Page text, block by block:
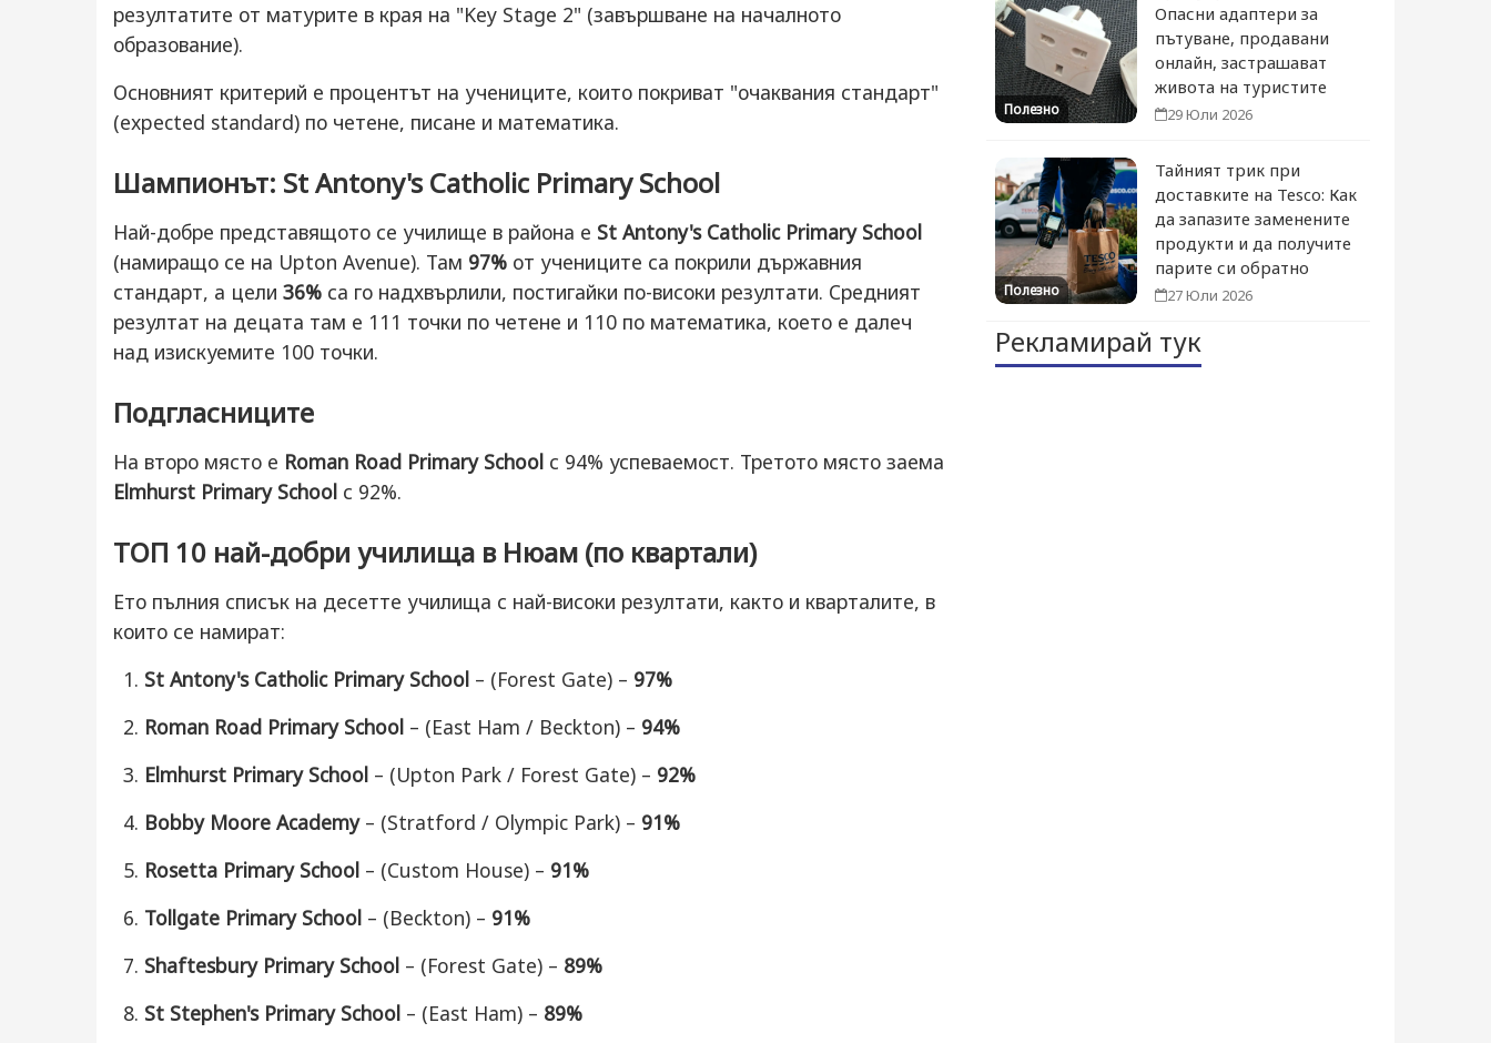
резултатите от матурите в края на "Key Stage 2" (завършване на началното
образование).
Основният критерий е процентът на учениците, които покриват "очаквания стандарт"
(expected standard) по четене, писане и математика.
Шампионът: St Antony's Catholic Primary School
Най-добре представящото се училище в района е St Antony's Catholic Primary School
(намиращо се на Upton Avenue). Там 97% от учениците са покрили държавния
стандарт, а цели 36% са го надхвърлили, постигайки по-високи резултати. Средният
резултат на децата там е 111 точки по четене и 110 по математика, което е далеч
над изискуемите 100 точки.
Подгласниците
На второ място е Roman Road Primary School с 94% успеваемост. Третото място заема
Elmhurst Primary School с 92%.
ТОП 10 най-добри училища в Нюам (по квартали)
Ето пълния списък на десетте училища с най-високи резултати, както и кварталите, в
които се намират:
St Antony's Catholic Primary School – (Forest Gate) – 97%
Roman Road Primary School – (East Ham / Beckton) – 94%
Elmhurst Primary School – (Upton Park / Forest Gate) – 92%
Bobby Moore Academy– (Stratford / Olympic Park) – 91%
Rosetta Primary School – (Custom House) – 91%
Tollgate Primary School – (Beckton) – 91%
Shaftesbury Primary School – (Forest Gate) – 89%
St Stephen's Primary School – (East Ham) – 89%
Полезно
Опасни адаптери за
пътуване, продавани
онлайн, застрашават
живота на туристите
29 Юли 2026
Полезно
Тайният трик при
доставките на Tesco: Как
да запазите заменените
продукти и да получите
парите си обратно
27 Юли 2026
Рекламирай тук